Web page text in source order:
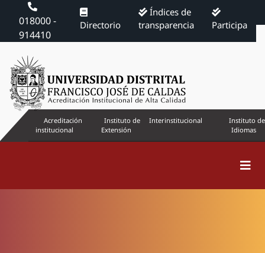
018000 -
914410
Directorio
Índices de
transparencia
Participa
Acreditación
institucional
Instituto de
Extensión
Interinstitucional
Instituto de
Idiomas